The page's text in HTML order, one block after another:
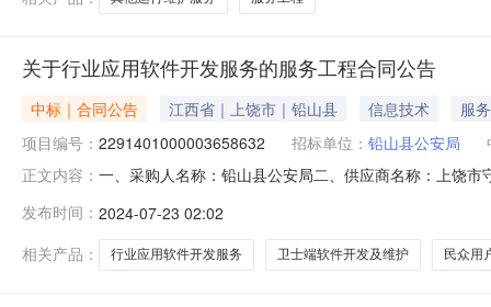
关于行业应用软件开发服务的服务工程合同公告
中标｜合同公告 江西省｜上饶市｜铅山县 信息技术
服务
项目编号： 2291401000003658632 招标单位： 铅山县公安局
正文内容： 一、采购人名称：铅山县公安局二、供应商名称：上饶
概况：七、其它事项：无八、联系方式1、采购人名称：
发布时间： 2024-07-23 02:02
相关产品：
行业应用软件开发服务 卫士端软件开发及维护 民众用